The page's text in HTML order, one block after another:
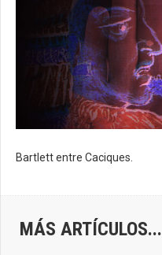
Bartlett entre Caciques.
MÁS ARTÍCULOS...